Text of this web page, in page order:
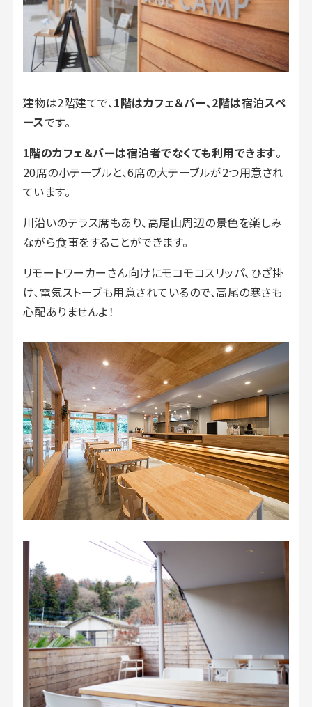
建物は2階建てで、1階はカフェ＆バー、2階は宿泊スペ
ースです。
1階のカフェ＆バーは宿泊者でなくても利用できます。
20席の小テーブルと、6席の大テーブルが2つ用意され
ています。
川沿いのテラス席もあり、高尾山周辺の景色を楽しみ
ながら食事をすることができます。
リモートワーカーさん向けにモコモコスリッパ、ひざ掛
け、電気ストーブも用意されているので、高尾の寒さも
心配ありませんよ！